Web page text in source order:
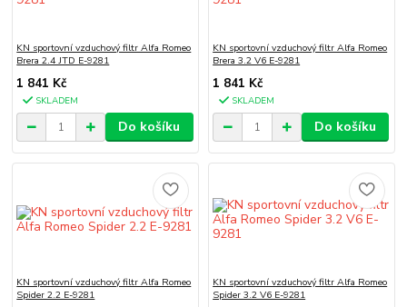
KN sportovní vzduchový filtr Alfa Romeo
Brera 2.4 JTD E-9281
1 841 Kč
SKLADEM
Do košíku
KN sportovní vzduchový filtr Alfa Romeo
Brera 3.2 V6 E-9281
1 841 Kč
SKLADEM
Do košíku
KN sportovní vzduchový filtr Alfa Romeo
Spider 2.2 E-9281
KN sportovní vzduchový filtr Alfa Romeo
Spider 3.2 V6 E-9281